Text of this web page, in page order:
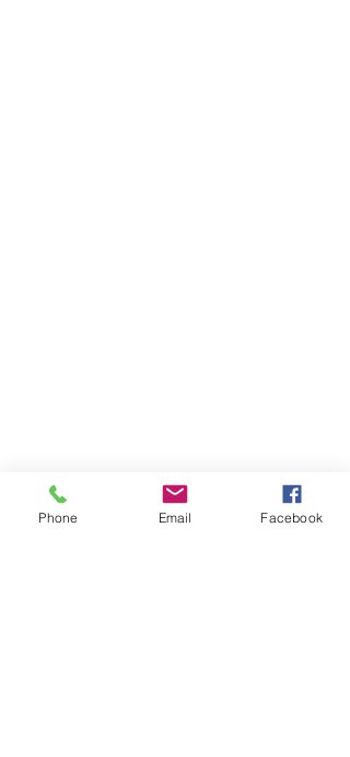
Phone Email Facebook